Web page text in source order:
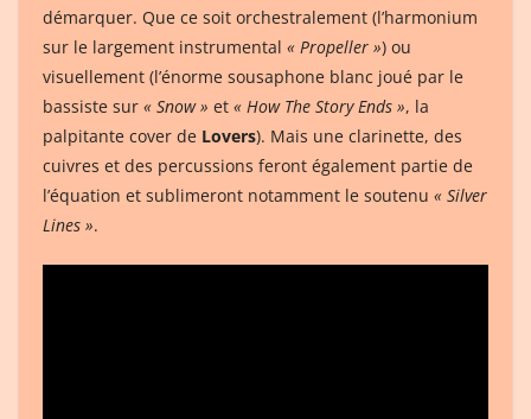
démarquer. Que ce soit orchestralement (l’harmonium
sur le largement instrumental « Propeller ») ou
visuellement (l’énorme sousaphone blanc joué par le
bassiste sur « Snow » et « How The Story Ends », la
palpitante cover de Lovers). Mais une clarinette, des
cuivres et des percussions feront également partie de
l’équation et sublimeront notamment le soutenu « Silver
Lines ».